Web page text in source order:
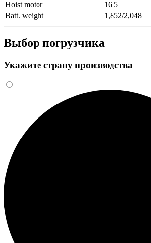
Hoist motor
16,5
Batt. weight
1,852/2,048
Выбор погрузчика
Укажите страну производства